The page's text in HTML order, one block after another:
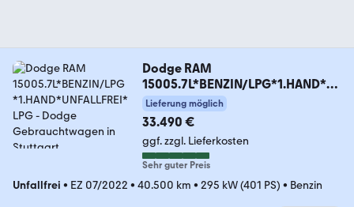
Dodge RAM
15005.7L*BENZIN/LPG*1.HAND*U
NFALLFREI*LPG
Lieferung möglich
33.490 €
ggf. zzgl. Lieferkosten
Sehr guter Preis
Unfallfrei • EZ 07/2022 • 40.500 km • 295 kW (401 PS) • Benzin